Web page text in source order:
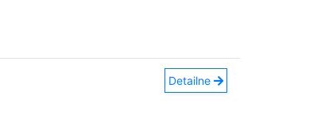
Detailne